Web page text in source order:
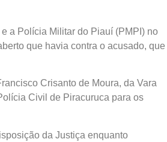
a Polícia Militar do Piauí (PMPI) no
que havia contra o acusado, que
Crisanto de Moura, da Vara
Civil de Piracuruca para os
da Justiça enquanto